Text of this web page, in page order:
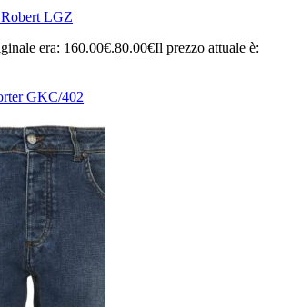
LGZ
era: 160.00€.80.00€Il prezzo attuale è: